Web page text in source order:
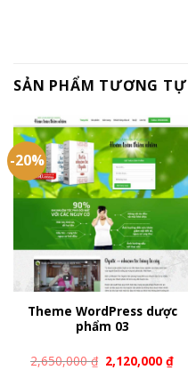
SẢN PHẨM TƯƠNG TỰ
-20%
Theme WordPress dược
phẩm 03
2,650,000₫ 2,120,000₫